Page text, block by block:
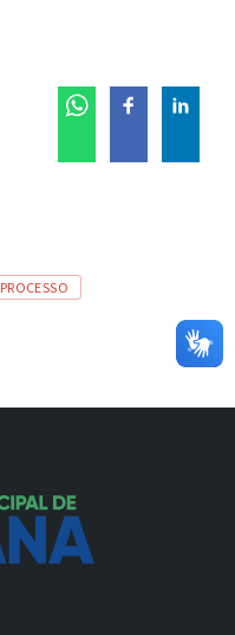
PROCESSO